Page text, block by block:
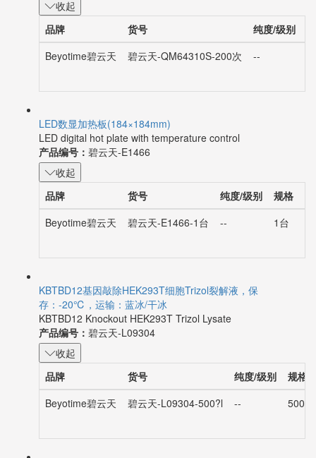
收起
品牌
货号 纯度/级别
Beyotime碧云天
碧云天-QM64310S-200次 --
LED数显加热板(184×184mm)
LED digital hot plate with temperature control
产品编号： 碧云天-E1466
收起
品牌
货号 纯度/级别 规格
Beyotime碧云天
碧云天-E1466-1台 -- 1台
KBTBD12基因敲除HEK293T细胞Trizol裂解液，保
存：-20℃，运输：蓝冰/干冰
KBTBD12 Knockout HEK293T Trizol Lysate
产品编号： 碧云天-L09304
收起
品牌
货号 纯度/级别
规格
Beyotime碧云天
碧云天-L09304-500?l -- 500?l